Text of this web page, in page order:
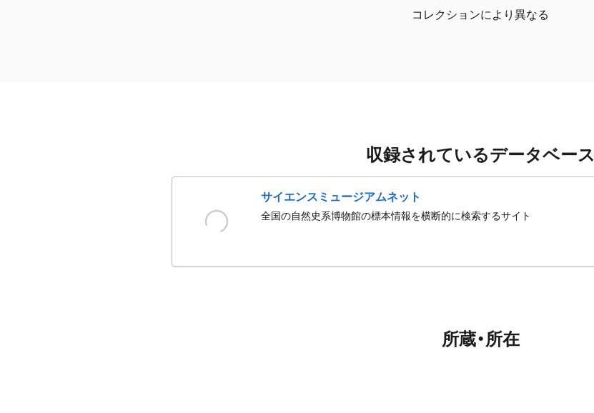
コレクションにより異なる
収録されているデータベース
サイエンスミュージアムネット
全国の自然史系博物館の標本情報を横断的に検索するサイト
所蔵・所在